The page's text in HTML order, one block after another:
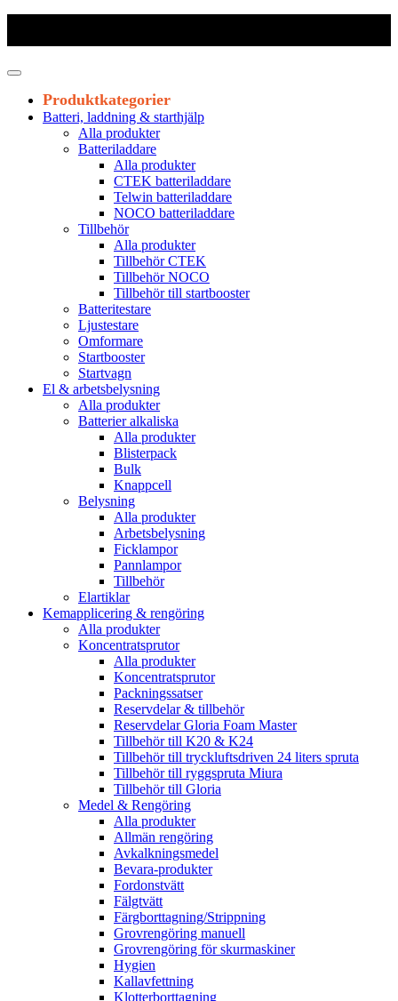
Produktkategorier
Batteri, laddning & starthjälp
Alla produkter
Batteriladdare
Alla produkter
CTEK batteriladdare
Telwin batteriladdare
NOCO batteriladdare
Tillbehör
Alla produkter
Tillbehör CTEK
Tillbehör NOCO
Tillbehör till startbooster
Batteritestare
Ljustestare
Omformare
Startbooster
Startvagn
El & arbetsbelysning
Alla produkter
Batterier alkaliska
Alla produkter
Blisterpack
Bulk
Knappcell
Belysning
Alla produkter
Arbetsbelysning
Ficklampor
Pannlampor
Tillbehör
Elartiklar
Kemapplicering & rengöring
Alla produkter
Koncentratsprutor
Alla produkter
Koncentratsprutor
Packningssatser
Reservdelar & tillbehör
Reservdelar Gloria Foam Master
Tillbehör till K20 & K24
Tillbehör till tryckluftsdriven 24 liters spruta
Tillbehör till ryggspruta Miura
Tillbehör till Gloria
Medel & Rengöring
Alla produkter
Allmän rengöring
Avkalkningsmedel
Bevara-produkter
Fordonstvätt
Fälgtvätt
Färgborttagning/Strippning
Grovrengöring manuell
Grovrengöring för skurmaskiner
Hygien
Kallavfettning
Klotterborttagning